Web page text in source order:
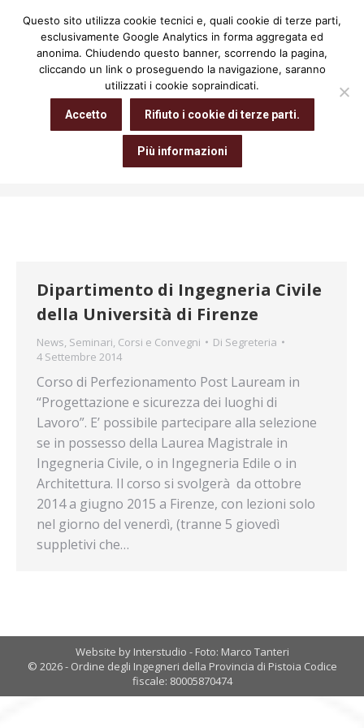
Cerca:
Archivio giornaliero:4 Settembre
2014
Tu sei qui:
Dipartimento di Ingegneria Civile
della Università di Firenze
News, Seminari, Corsi e Convegni Di Segreteria
4 Settembre 2014
Corso di Perfezionamento Post Lauream in
“Progettazione e sicurezza dei luoghi di
Lavoro”. E’ possibile partecipare alla selezione
se in possesso della Laurea Magistrale in
Ingegneria Civile, o in Ingegneria Edile o in
Architettura. Il corso si svolgerà da ottobre
2014 a giugno 2015 a Firenze, con lezioni solo
nel giorno del venerdì, (tranne 5 giovedì
suppletivi che…
Website by Interstudio - Foto: Marco Tanteri
© 2026 - Ordine degli Ingegneri della Provincia di Pistoia Codice
fiscale: 80005870474
Questo sito utilizza cookie tecnici e, quali cookie di terze parti,
esclusivamente Google Analytics in forma aggregata ed
anonima. Chiudendo questo banner, scorrendo la pagina,
cliccando un link o proseguendo la navigazione, saranno
utilizzati i cookie sopraindicati.
Accetto Rifiuto i cookie di terze parti.
Più informazioni